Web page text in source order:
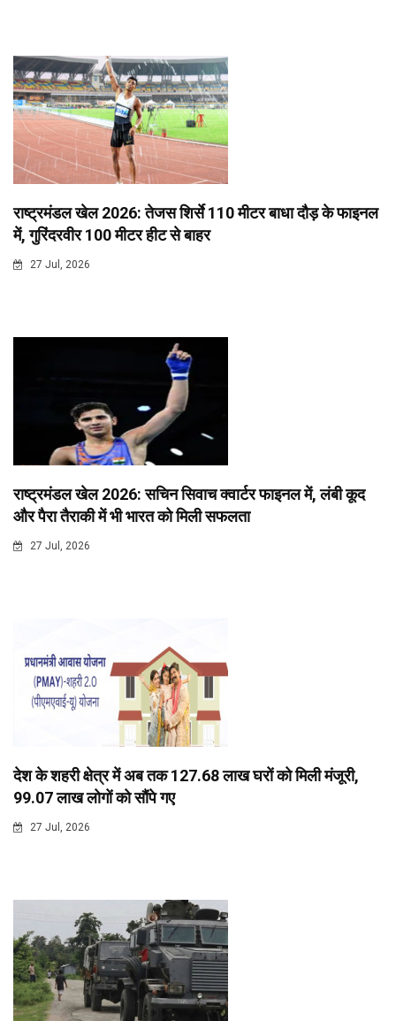
राष्ट्रमंडल खेल 2026: तेजस शिर्से 110 मीटर बाधा दौड़ के फाइनल
में, गुरिंदरवीर 100 मीटर हीट से बाहर
27 Jul, 2026
राष्ट्रमंडल खेल 2026: सचिन सिवाच क्वार्टर फाइनल में, लंबी कूद
और पैरा तैराकी में भी भारत को मिली सफलता
27 Jul, 2026
देश के शहरी क्षेत्र में अब तक 127.68 लाख घरों को मिली मंजूरी,
99.07 लाख लोगों को सौंपे गए
27 Jul, 2026